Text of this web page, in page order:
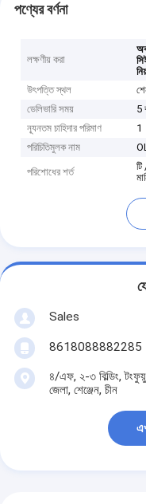
পণ্যের বর্ণনা
লক্ষণীয় করা
উৎপত্তি স্থল
ডেলিভারি সময়
5
ন্যূনতম চাহিদার পরিমাণ
1
পরিচিতিমুলক নাম
পরিশোধের শর্ত
Sales
8618088882285
৪/এফ, ২-৩ বিল্ডিং,
জেলা, শেঞ্জেন, চীন